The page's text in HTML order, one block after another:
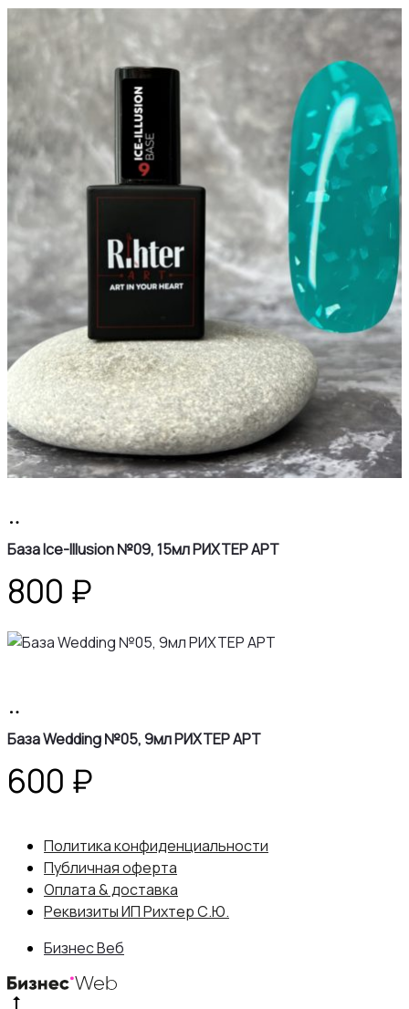
цена
составляла
650 ₽.
цена:
455 ₽.
корзину
База Ice-Illusion №09, 15мл РИХТЕР АРТ
800 ₽
корзину
База Wedding №05, 9мл РИХТЕР АРТ
600 ₽
Политика конфиденциальности
Публичная оферта
Оплата & доставка
Реквизиты ИП Рихтер С.Ю.
Бизнес Веб